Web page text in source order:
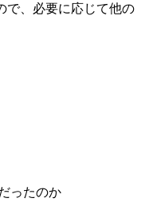
で、必要に応じて他の
ったのか